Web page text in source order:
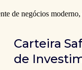
Carteira
de